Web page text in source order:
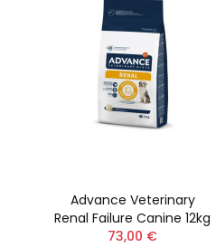
Advance Veterinary
Renal Failure Canine 12kg
73,00 €